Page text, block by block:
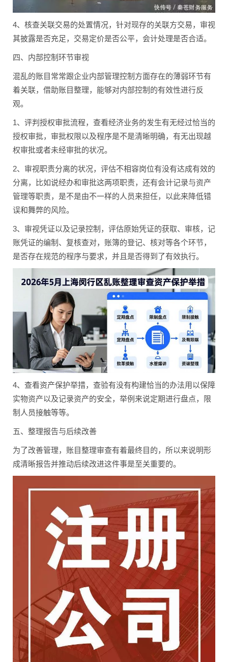
4、核查关联交易的处置情况，针对现存的关联方交易，审视
其披露是否充足，交易定价是否公平，会计处理是否合适。
四、内部控制环节审视
混乱的账目常常跟企业内部管理控制方面存在的薄弱环节有
着关联，借助账目整理，能够对内部控制的有效性进行反
观。
1、评判授权审批流程，查看经济业务的发生有无经过恰当的
授权审批，审批权限以及程序是不是清晰明确，有无出现越
权审批或者未经审批的状况。
2、审视职责分离的状况，评估不相容岗位有没有达成有效的
分离，比如说经办和审批这两项职责，还有会计记录与资产
管理等职责，是不是由不一样的人员来担任，以此来降低错
误和舞弊的风险。
3、审视凭证以及记录控制，评估原始凭证的获取、审核，记
账凭证的编制、复核查对，账簿的登记、核对等各个环节，
是否存在规范的程序与要求，并且是否得到了有效执行。
4、查看资产保护举措，查验有没有构建恰当的办法用以保障
实物资产以及记录资产的安全，举例来说定期进行盘点，限
制人员接触等等。
五、整理报告与后续改善
为了改善管理，账目整理审查有着最终目的，所以来说明形
成清晰报告并推动后续改进这件事是至关重要的。